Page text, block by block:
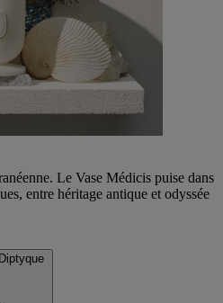
Le Vase Médicis puise dans
entre héritage antique et odyssée
Diptyque